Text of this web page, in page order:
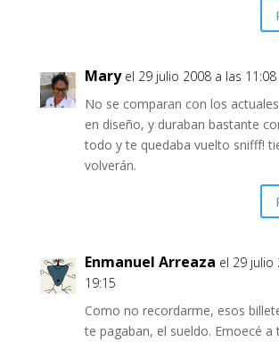
Mary el 29 julio 2008 a las 11:08
No se comparan con los
en diseño, y duraban bastante
todo y te quedaba vuelto snifff!
volverán.
Enmanuel Arreaza el 29 julio
19:15
Como no recordarme, esos
te pagaban, el sueldo. Emoecé a